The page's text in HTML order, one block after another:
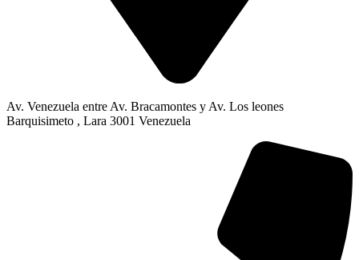
Av. Venezuela entre Av. Bracamontes y Av. Los leones
Barquisimeto , Lara 3001 Venezuela